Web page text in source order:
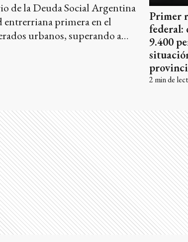
de la Deuda Social Argentina
entrerriana primera en el
urbanos, superando a
indigencia también golpea
Primer
federal:
9.400
2 min de